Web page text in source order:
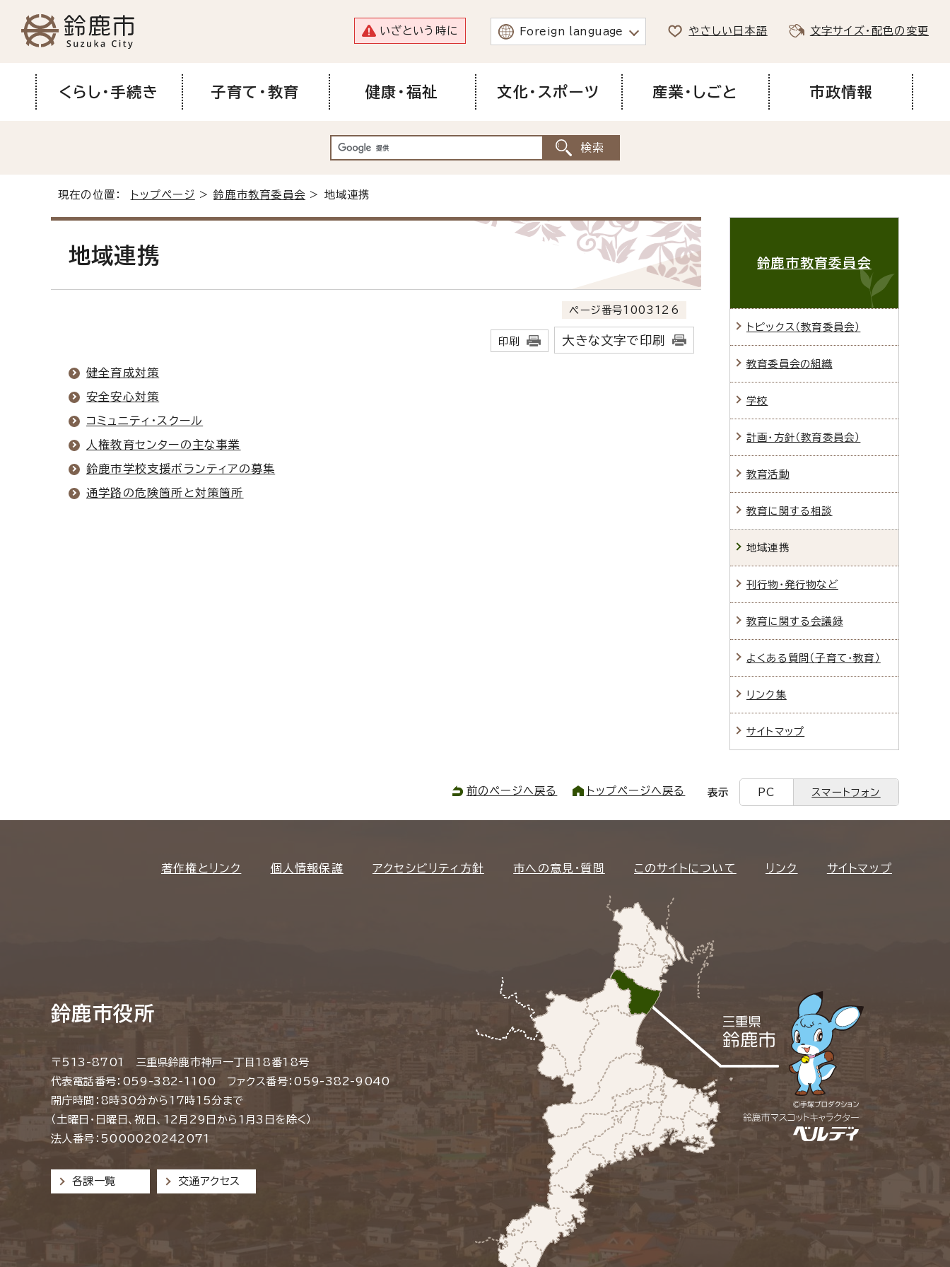
いざという時に Foreign language やさしい日本語 文字サイズ・配色の変更
くらし・手続き 子育て・教育 健康・福祉 文化・スポーツ 産業・しごと 市政情報
現在の位置： トップページ >鈴鹿市教育委員会 > 地域連携
地域連携
ページ番号1003126
印刷 大きな文字で印刷
健全育成対策
安全安心対策
コミュニティ・スクール
人権教育センターの主な事業
鈴鹿市学校支援ボランティアの募集
通学路の危険箇所と対策箇所
鈴鹿市教育委員会
トピックス（教育委員会）
教育委員会の組織
学校
計画・方針（教育委員会）
教育活動
教育に関する相談
地域連携
刊行物・発行物など
教育に関する会議録
よくある質問（子育て・教育）
リンク集
サイトマップ
前のページへ戻る トップページへ戻る 表示 PC スマートフォン
著作権とリンク 個人情報保護 アクセシビリティ方針 市への意見・質問 このサイトについて リンク サイトマップ
鈴鹿市役所
〒513-8701 三重県鈴鹿市神戸一丁目18番18号
代表電話番号：059-382-1100 ファクス番号：059-382-9040
開庁時間：8時30分から17時15分まで
（土曜日・日曜日、祝日、12月29日から1月3日を除く）
法人番号：5000020242071
各課一覧 交通アクセス